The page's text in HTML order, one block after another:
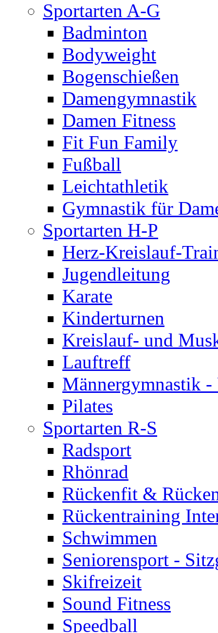
Sportarten A-G
Badminton
Bodyweight
Bogenschießen
Damengymnastik
Damen Fitness
Fit Fun Family
Fußball
Leichtathletik
Gymnastik für
Sportarten H-P
Herz-Kreislauf-
Jugendleitung
Karate
Kinderturnen
Kreislauf- und
Lauftreff
Männergymnastik
Pilates
Sportarten R-S
Radsport
Rhönrad
Rückenfit &
Rückentraining
Schwimmen
Seniorensport -
Skifreizeit
Sound Fitness
Speedball